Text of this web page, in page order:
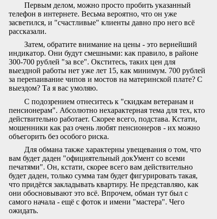
Первым делом, можно просто пробить указанный
телефон в интернете. Весьма вероятно, что он уже
засветился, и "счастливые" клиенты давно про него всё
рассказали.
Затем, обратите внимание на цены - это вернейший
индикатор. Они будут смешными: как правило, в районе
300-700 рублей "за все". Окститесь, таких цен для
выездной работы нет уже лет 15, как минимум. 700 рублей
за перепаивание чипов и мостов на материнской плате? С
выездом? Та я вас умоляю.
С подозрением отнеситесь к "скидкам ветеранам и
пенсионерам". Абсолютно нехарактерная тема для тех, кто
действительно работает. Скорее всего, подстава. Кстати,
мошенники как раз очень любят пенсионеров - их можно
объегорить без особого риска.
Для обмана также характерны увещевания о том, что
вам будет даден "официятельный докУмент со всеми
печатями". Он, кстати, скорее всего вам действительно
будет даден, только сумма там будет фигурировать такая,
что придётся закладывать квартиру. Не представляю, как
они обосновывают это всё. Впрочем, обман тут был с
самого начала - ещё с фоток и имени "мастера". Чего
ожидать.